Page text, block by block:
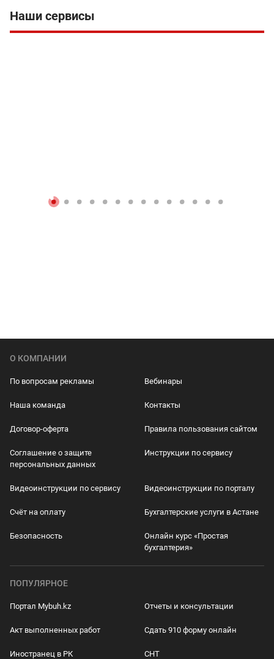
Наши сервисы
О КОМПАНИИ
По вопросам рекламы Вебинары
Наша команда Контакты
Договор-оферта Правила пользования сайтом
Соглашение о защите
персональных данных
Инструкции по сервису
Видеоинструкции по сервису Видеоинструкции по порталу
Счёт на оплату Бухгалтерские услуги в Астане
Безопасность
Онлайн курс «Простая
бухгалтерия»
ПОПУЛЯРНОЕ
Портал Mybuh.kz Отчеты и консультации
Акт выполненных работ Сдать 910 форму онлайн
Иностранец в РК СНТ